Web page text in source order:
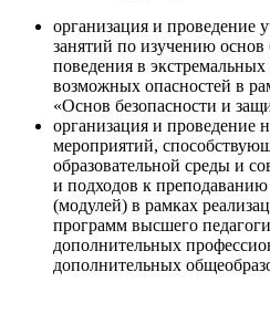
организация и проведение
занятий по изучению основ
поведения в
возможных опасностей в
«Основ безопасности и
организация и проведение
мероприятий,
образовательной среды и
и подходов к
(модулей) в рамках
программ высшего
дополнительных
дополнительных